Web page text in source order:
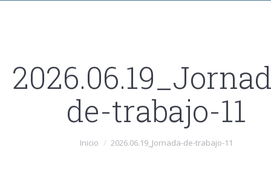
de-trabajo-11
Inicio 2026.06.19_Jornada-de-trabajo-11